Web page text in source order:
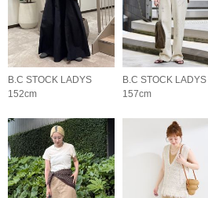
B.C STOCK LADYS
152cm
B.C STOCK LADYS
157cm